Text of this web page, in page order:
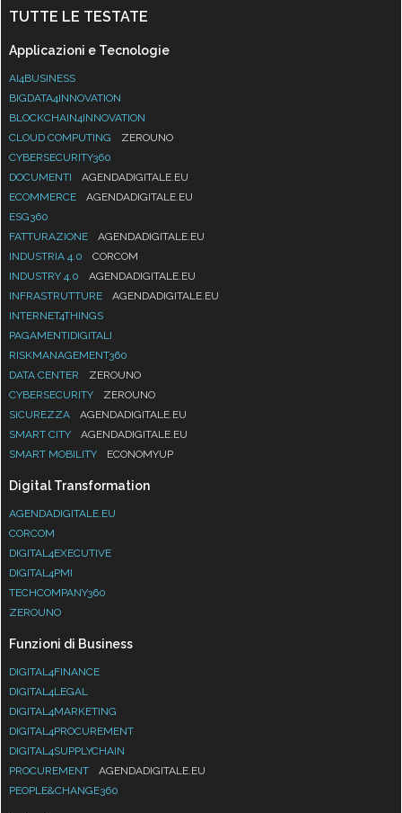
TUTTE LE TESTATE
Applicazioni e Tecnologie
AI4BUSINESS
BIGDATA4INNOVATION
BLOCKCHAIN4INNOVATION
CLOUD COMPUTING
ZEROUNO
CYBERSECURITY360
DOCUMENTI
AGENDADIGITALE.EU
ECOMMERCE
AGENDADIGITALE.EU
ESG360
FATTURAZIONE
AGENDADIGITALE.EU
INDUSTRIA 4.0
CORCOM
INDUSTRY 4.0
AGENDADIGITALE.EU
INFRASTRUTTURE
AGENDADIGITALE.EU
INTERNET4THINGS
PAGAMENTIDIGITALI
RISKMANAGEMENT360
DATA CENTER
ZEROUNO
CYBERSECURITY
ZEROUNO
SICUREZZA
AGENDADIGITALE.EU
SMART CITY
AGENDADIGITALE.EU
SMART MOBILITY
ECONOMYUP
Digital Transformation
AGENDADIGITALE.EU
CORCOM
DIGITAL4EXECUTIVE
DIGITAL4PMI
TECHCOMPANY360
ZEROUNO
Funzioni di Business
DIGITAL4FINANCE
DIGITAL4LEGAL
DIGITAL4MARKETING
DIGITAL4PROCUREMENT
DIGITAL4SUPPLYCHAIN
PROCUREMENT
AGENDADIGITALE.EU
PEOPLE&CHANGE360